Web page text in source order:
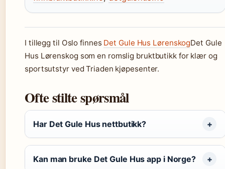
I tillegg til Oslo finnes Det Gule Hus LørenskogDet Gule
Hus Lørenskog som en romslig bruktbutikk for klær og
sportsutstyr ved Triaden kjøpesenter.
Ofte stilte spørsmål
Har Det Gule Hus nettbutikk?
Kan man bruke Det Gule Hus app i Norge?